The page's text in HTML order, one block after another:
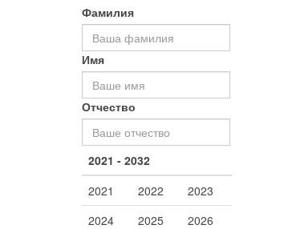
Фамилия
Имя
Отчество
2021 - 2032
2021
2022
2023
2024
2025
2026